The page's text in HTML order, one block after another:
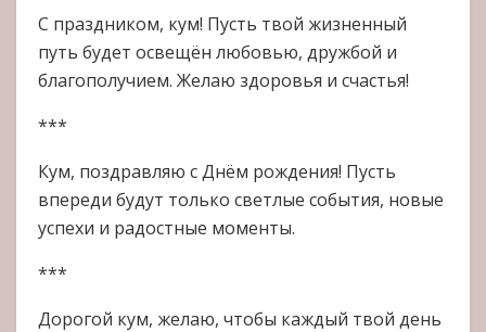
С праздником, кум! Пусть твой жизненный
путь будет освещён любовью, дружбой и
благополучием. Желаю здоровья и счастья!
***
Кум, поздравляю с Днём рождения! Пусть
впереди будут только светлые события, новые
успехи и радостные моменты.
***
Дорогой кум, желаю, чтобы каждый твой день